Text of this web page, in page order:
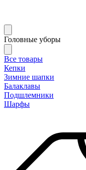
Головные уборы
Все товары
Кепки
Зимние шапки
Балаклавы
Подшлемники
Шарфы